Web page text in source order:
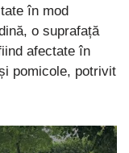
în mod
o suprafață
afectate în
pomicole, potrivit